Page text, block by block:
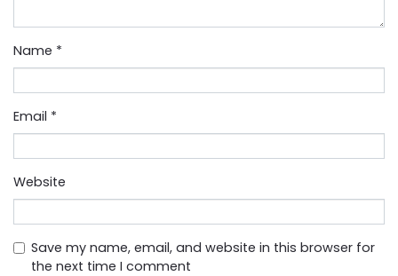
Name *
Email *
Website
Save my name, email, and website in this browser for
the next time I comment